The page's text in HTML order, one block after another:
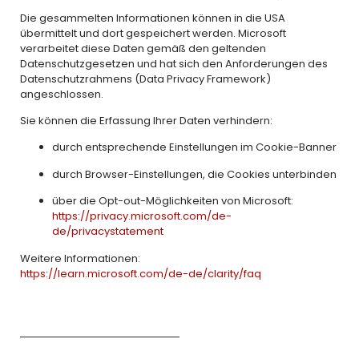
Die gesammelten Informationen können in die USA
übermittelt und dort gespeichert werden. Microsoft
verarbeitet diese Daten gemäß den geltenden
Datenschutzgesetzen und hat sich den Anforderungen des
Datenschutzrahmens (Data Privacy Framework)
angeschlossen.
Sie können die Erfassung Ihrer Daten verhindern:
durch entsprechende Einstellungen im Cookie-Banner
durch Browser-Einstellungen, die Cookies unterbinden
über die Opt-out-Möglichkeiten von Microsoft:
https://privacy.microsoft.com/de-
de/privacystatement
Weitere Informationen:
https://learn.microsoft.com/de-de/clarity/faq